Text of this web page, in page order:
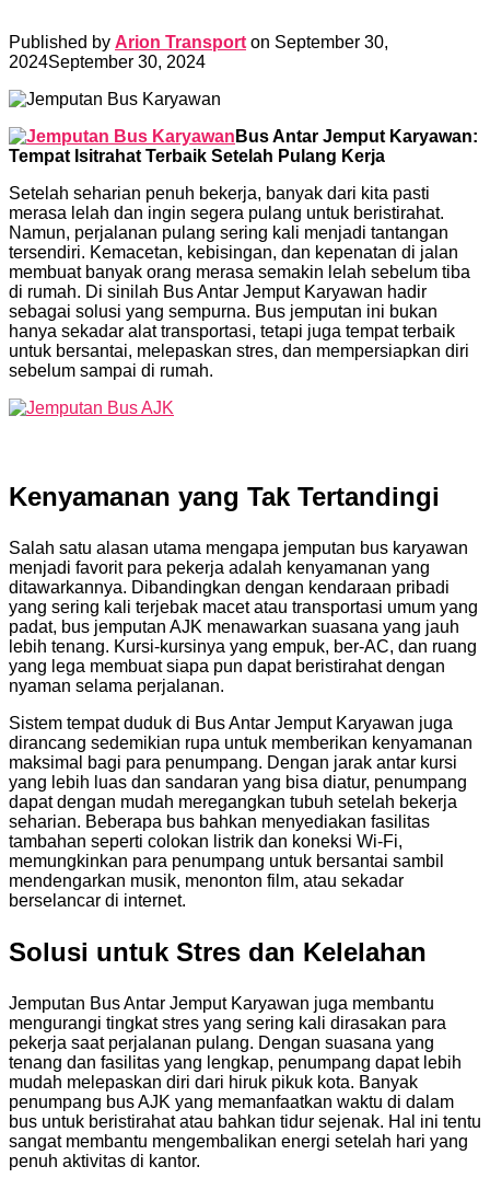
Published by Arion Transport on September 30,
2024September 30, 2024
Bus Antar Jemput Karyawan:
Tempat I sitrahat Terbaik Setelah Pulang Kerja
Setelah seharian penuh bekerja, banyak dari kita pasti
merasa lelah dan ingin segera pulang untuk beristirahat.
Namun, perjalanan pulang sering kali menjadi tantangan
tersendiri. Kemacetan, kebisingan, dan kepenatan di jalan
membuat banyak orang merasa semakin lelah sebelum tiba
di rumah. Di sinilah Bus Antar Jemput Karyawan hadir
sebagai solusi yang sempurna. Bus jemputan ini bukan
hanya sekadar alat transportasi, tetapi juga tempat terbaik
untuk bersantai, melepaskan stres, dan mempersiapkan diri
sebelum sampai di rumah.
Kenyamanan yang Tak Tertandingi
Salah satu alasan utama mengapa jemputan bus karyawan
menjadi favorit para pekerja adalah kenyamanan yang
ditawarkannya. Dibandingkan dengan kendaraan pribadi
yang sering kali terjebak macet atau transportasi umum yang
padat, bus jemputan AJK menawarkan suasana yang jauh
lebih tenang. Kursi-kursinya yang empuk, ber-AC, dan ruang
yang lega membuat siapa pun dapat beristirahat dengan
nyaman selama perjalanan.
Sistem tempat duduk di Bus Antar Jemput Karyawan juga
dirancang sedemikian rupa untuk memberikan kenyamanan
maksimal bagi para penumpang. Dengan jarak antar kursi
yang lebih luas dan sandaran yang bisa diatur, penumpang
dapat dengan mudah meregangkan tubuh setelah bekerja
seharian. Beberapa bus bahkan menyediakan fasilitas
tambahan seperti colokan listrik dan koneksi Wi-Fi,
memungkinkan para penumpang untuk bersantai sambil
mendengarkan musik, menonton film, atau sekadar
berselancar di internet.
Solusi untuk Stres dan Kelelahan
Jemputan Bus Antar Jemput Karyawan juga membantu
mengurangi tingkat stres yang sering kali dirasakan para
pekerja saat perjalanan pulang. Dengan suasana yang
tenang dan fasilitas yang lengkap, penumpang dapat lebih
mudah melepaskan diri dari hiruk pikuk kota. Banyak
penumpang bus AJK yang memanfaatkan waktu di dalam
bus untuk beristirahat atau bahkan tidur sejenak. Hal ini tentu
sangat membantu mengembalikan energi setelah hari yang
penuh aktivitas di kantor.